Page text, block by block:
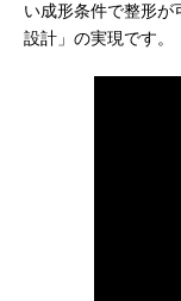
い成形条件で整形が
設計」の実現です。